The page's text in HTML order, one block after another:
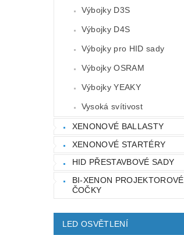
Výbojky D3S
Výbojky D4S
Výbojky pro HID sady
Výbojky OSRAM
Výbojky YEAKY
Vysoká svítivost
XENONOVÉ BALLASTY
XENONOVÉ STARTÉRY
HID PŘESTAVBOVÉ SADY
BI-XENON PROJEKTOROVÉ
ČOČKY
LED OSVĚTLENÍ